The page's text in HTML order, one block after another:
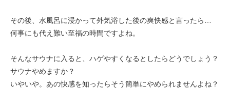
その後、水風呂に浸かって外気浴した後の爽快感と言ったら…
何事にも代え難い至福の時間ですよね。
そんなサウナに入ると、ハゲやすくなるとしたらどうでしょう？
サウナやめますか？
いやいや。あの快感を知ったらそう簡単にやめられませんよね？